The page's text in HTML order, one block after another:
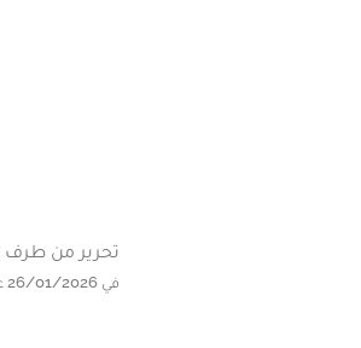
تحرير من طرف
في 26/01/2026 على الساعة 19:00